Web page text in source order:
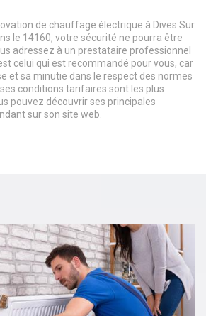
de chauffage électrique à Dives Sur
le 14160, votre sécurité ne pourra être
adressez à un prestataire professionnel
celui qui est recommandé pour vous, car
et sa minutie dans le respect des normes
conditions tarifaires sont les plus
pouvez découvrir ses principales
sur son site web.